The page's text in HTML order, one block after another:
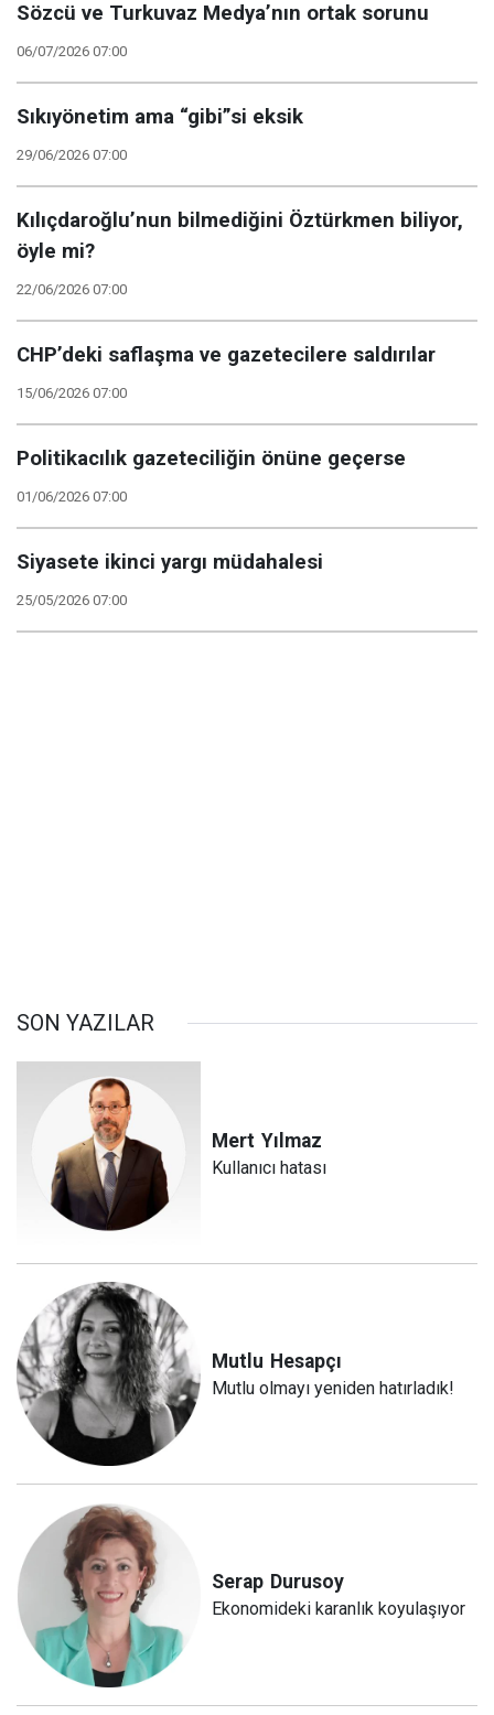
Sözcü ve Turkuvaz Medya’nın ortak sorunu
06/07/2026 07:00
Sıkıyönetim ama “gibi”si eksik
29/06/2026 07:00
Kılıçdaroğlu’nun bilmediğini Öztürkmen biliyor,
öyle mi?
22/06/2026 07:00
CHP’deki saflaşma ve gazetecilere saldırılar
15/06/2026 07:00
Politikacılık gazeteciliğin önüne geçerse
01/06/2026 07:00
Siyasete ikinci yargı müdahalesi
25/05/2026 07:00
SON YAZILAR
Mert Yılmaz
Kullanıcı hatası
Mutlu Hesapçı
Mutlu olmayı yeniden hatırladık!
Serap Durusoy
Ekonomideki karanlık koyulaşıyor